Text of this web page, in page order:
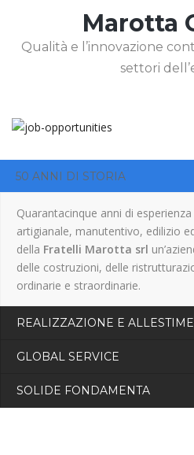
Marotta
Qualità e l’innovazione
settori
50 ANNI DI STORIA
Quarantacinque anni di
artigianale, manutentivo, edilizio
della Fratelli Marotta srl
delle costruzioni, delle
ordinarie e straordinarie.
REALIZZAZIONE E
GLOBAL SERVICE
SOLIDE FONDAMENTA